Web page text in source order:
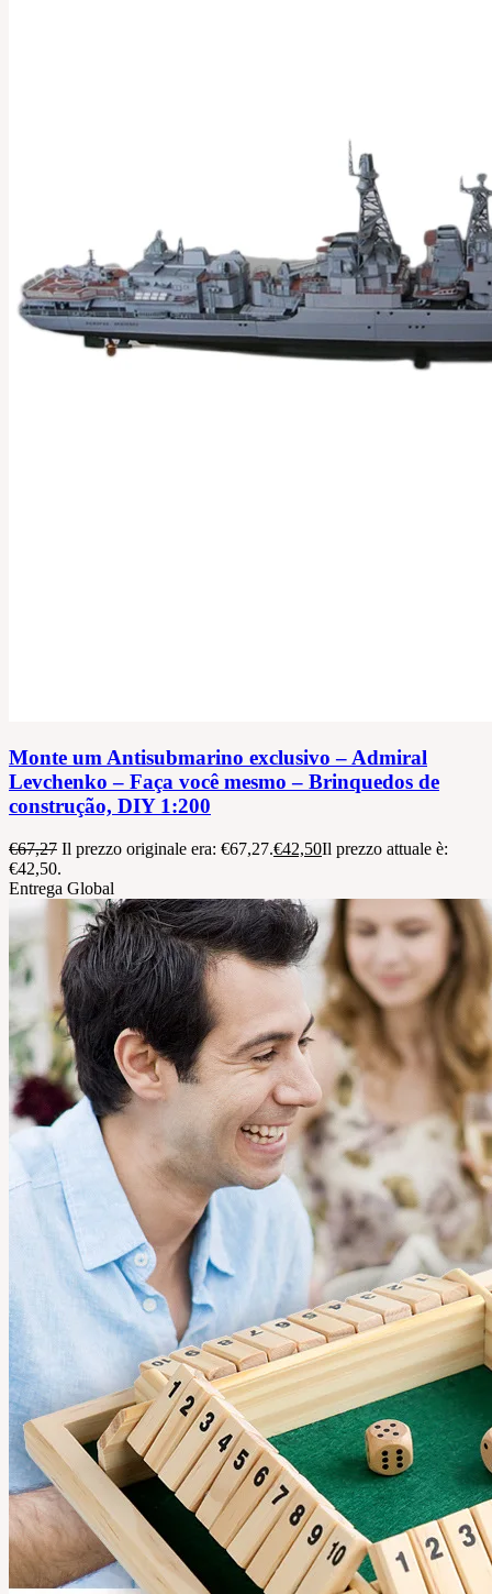
Monte um Antisubmarino exclusivo – Admiral
Levchenko – Faça você mesmo – Brinquedos de
construção, DIY 1:200
€67,27 Il prezzo originale era: €67,27.€42,50Il prezzo attuale è:
€42,50.
Entrega Global